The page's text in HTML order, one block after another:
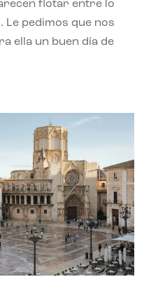
flotar entre lo
Le pedimos que nos
ella un buen día de